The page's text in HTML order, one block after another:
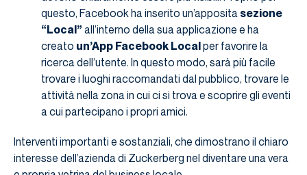
questo, Facebook ha inserito un’apposita sezione
“Local” all’interno della sua applicazione e ha
creato un’App Facebook Localper favorire la
ricerca dell’utente. In questo modo, sarà più facile
trovare i luoghi raccomandati dal pubblico, trovare le
attività nella zona in cui ci si trova e scoprire gli eventi
a cui partecipano i propri amici.
Interventi importanti e sostanziali, che dimostrano il chiaro
interesse dell’azienda di Zuckerberg nel diventare una vera